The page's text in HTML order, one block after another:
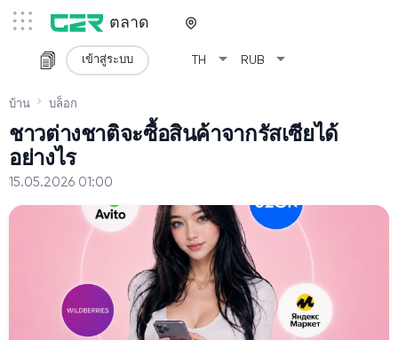
ตลาด
TH arrow_drop_down RUB arrow_drop_down
เข้าสู่ระบบ
บ้าน บล็อก
ชาวต่างชาติจะซื้อสินค้าจากรัสเซียได้
อย่างไร
15.05.2026 01:00